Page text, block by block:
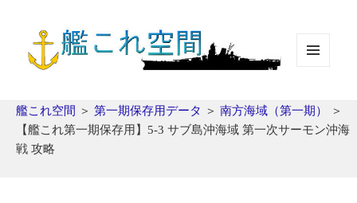
ィジェ
ット
艦これ空間 ＞ 第一期保存用データ ＞ 南方海域（第一期）
＞
【艦これ第一期保存用】5-3 サブ島沖海域 第一次サーモン沖海
戦 攻略